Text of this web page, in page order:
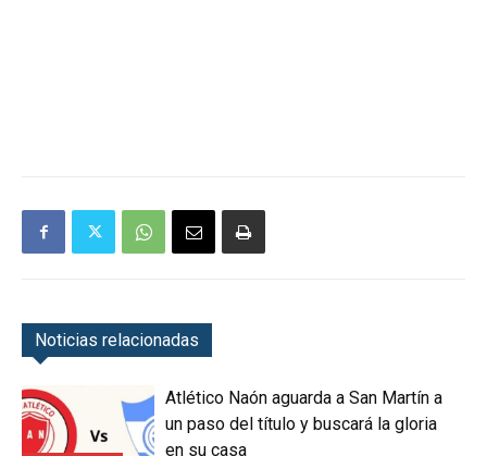
Noticias relacionadas
Atlético Naón aguarda a San Martín a
un paso del título y buscará la gloria
en su casa